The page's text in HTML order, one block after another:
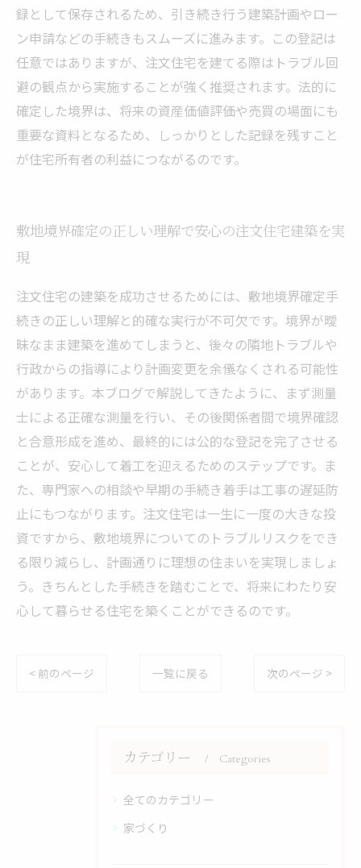
録として保存されるため、引き続き行う建築計画やロー
ン申請などの手続きもスムーズに進みます。この登記は
任意ではありますが、注文住宅を建てる際はトラブル回
避の観点から実施することが強く推奨されます。法的に
確定した境界は、将来の資産価値評価や売買の場面にも
重要な資料となるため、しっかりとした記録を残すこと
が住宅所有者の利益につながるのです。
敷地境界確定の正しい理解で安心の注文住宅建築を実
現
注文住宅の建築を成功させるためには、敷地境界確定手
続きの正しい理解と的確な実行が不可欠です。境界が曖
昧なまま建築を進めてしまうと、後々の隣地トラブルや
行政からの指導により計画変更を余儀なくされる可能性
があります。本ブログで解説してきたように、まず測量
士による正確な測量を行い、その後関係者間で境界確認
と合意形成を進め、最終的には公的な登記を完了させる
ことが、安心して着工を迎えるためのステップです。ま
た、専門家への相談や早期の手続き着手は工事の遅延防
止にもつながります。注文住宅は一生に一度の大きな投
資ですから、敷地境界についてのトラブルリスクをでき
る限り減らし、計画通りに理想の住まいを実現しましょ
う。きちんとした手続きを踏むことで、将来にわたり安
心して暮らせる住宅を築くことができるのです。
< 前のページ 一覧に戻る 次のページ >
カテゴリー Categories
全てのカテゴリー
家づくり